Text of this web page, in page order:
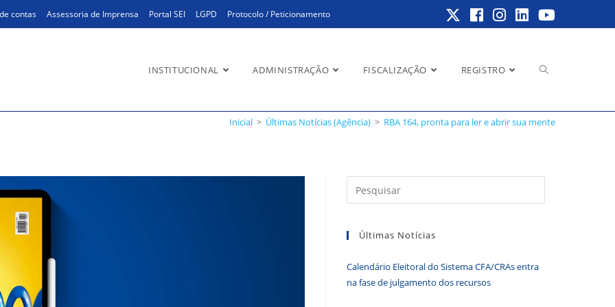
contas Assessoria de Imprensa Portal SEI LGPD Protocolo / Peticionamento
INSTITUCIONAL ADMINISTRAÇÃO FISCALIZAÇÃO REGISTRO Alternar
do
Inicial > Últimas Notícias (Agência) > RBA 164, pronta para ler e abrir sua mente
a
Últimas Notícias
Calendário Eleitoral do Sistema CFA/CRAs entra
na fase de julgamento dos recursos